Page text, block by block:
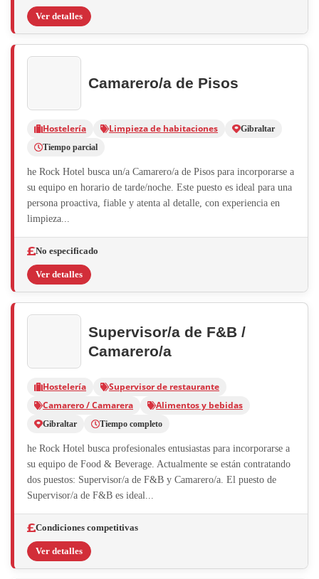
Ver detalles
Camarero/a de Pisos
Hostelería Limpieza de habitaciones
Gibraltar
Tiempo parcial
he Rock Hotel busca un/a Camarero/a de Pisos para incorporarse a
su equipo en horario de tarde/noche. Este puesto es ideal para una
persona proactiva, fiable y atenta al detalle, con experiencia en
limpieza...
No especificado
Ver detalles
Supervisor/a de F&B /
Camarero/a
Hostelería
Supervisor de restaurante
Camarero / Camarera
Alimentos y bebidas
Gibraltar Tiempo completo
he Rock Hotel busca profesionales entusiastas para incorporarse a
su equipo de Food & Beverage. Actualmente se están contratando
dos puestos: Supervisor/a de F&B y Camarero/a. El puesto de
Supervisor/a de F&B es ideal...
Condiciones competitivas
Ver detalles